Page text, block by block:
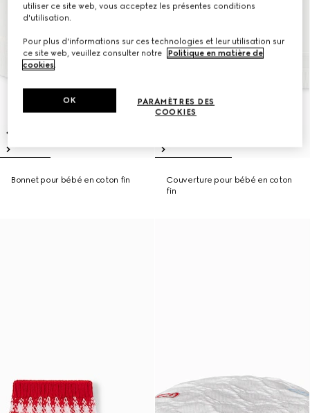
Bonnet pour bébé en coton fin
Couverture pour bébé en coton
fin
utiliser ce site web, vous acceptez les présentes conditions
d'utilisation.
Pour plus d'informations sur ces technologies et leur utilisation sur
ce site web, veuillez consulter notre
Politique en matière de
cookies.
PARAMÈTRES DES
COOKIES
OK